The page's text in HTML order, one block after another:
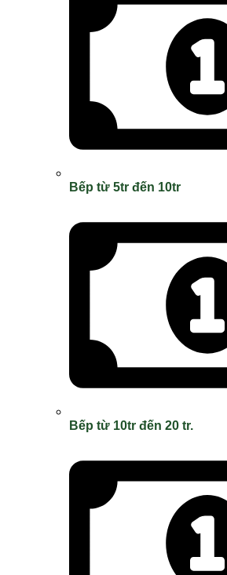
Bếp từ 5tr đến 10tr
Bếp từ 10tr đến 20 tr.